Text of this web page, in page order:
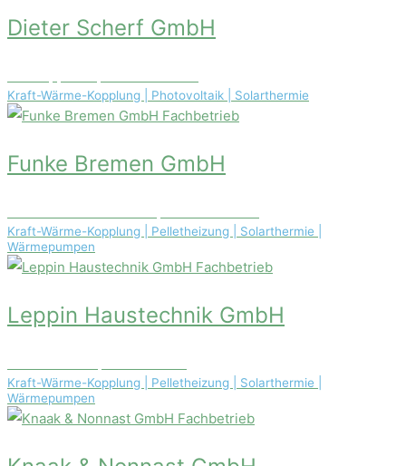
Dieter Scherf GmbH
Kraft-Wärme-Kopplung | Photovoltaik | Solarthermie
Fachbetrieb
Funke Bremen GmbH
Kraft-Wärme-Kopplung | Pelletheizung | Solarthermie |
Wärmepumpen
Fachbetrieb
Leppin Haustechnik GmbH
Kraft-Wärme-Kopplung | Pelletheizung | Solarthermie |
Wärmepumpen
Fachbetrieb